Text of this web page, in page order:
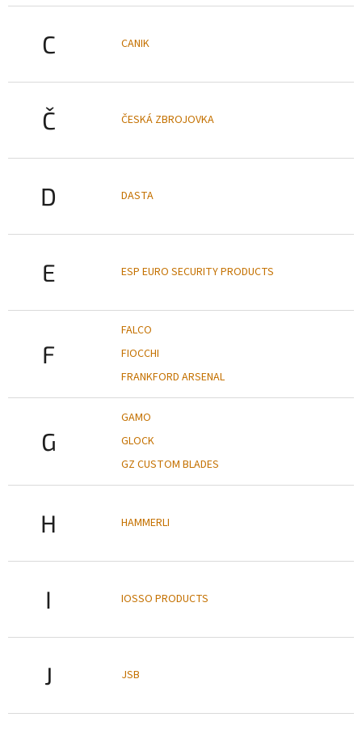
C CANIK
Č ČESKÁ ZBROJOVKA
D DASTA
E ESP EURO SECURITY PRODUCTS
F
FALCO
FIOCCHI
FRANKFORD ARSENAL
G
GAMO
GLOCK
GZ CUSTOM BLADES
H HAMMERLI
I IOSSO PRODUCTS
J JSB